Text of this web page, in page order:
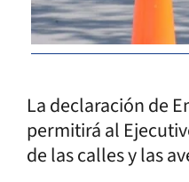
La declaración de
permitirá al
de las calles y las